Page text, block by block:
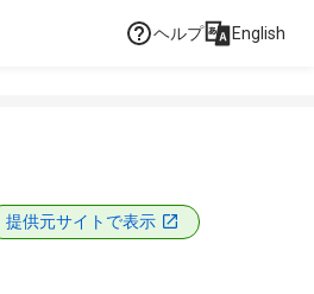
ヘルプ English
提供元サイトで表示